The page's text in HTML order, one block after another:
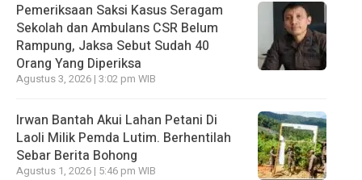
Pemeriksaan Saksi Kasus Seragam
Sekolah dan Ambulans CSR Belum
Rampung, Jaksa Sebut Sudah 40
Orang Yang Diperiksa
Agustus 3, 2026 | 3:02 pm WIB
Irwan Bantah Akui Lahan Petani Di
Laoli Milik Pemda Lutim. Berhentilah
Sebar Berita Bohong
Agustus 1, 2026 | 5:46 pm WIB